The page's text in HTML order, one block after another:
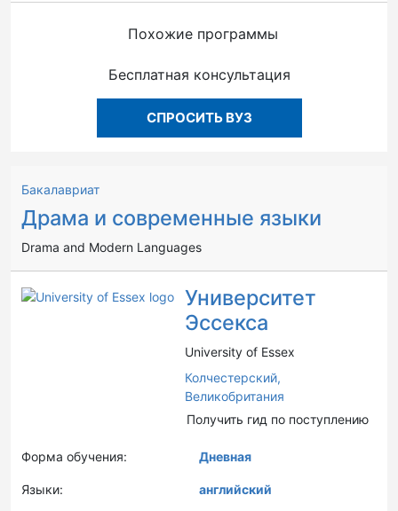
Похожие программы
Бесплатная консультация
СПРОСИТЬ ВУЗ
Бакалавриат
Драма и современные языки
Drama and Modern Languages
Университет
Эссекса
University of Essex
Колчестерский,
Великобритания
Получить гид по поступлению
Форма обучения: Дневная
Языки: английский